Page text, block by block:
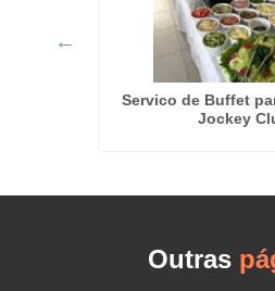
Servico de Buffet
Jockey
Outras